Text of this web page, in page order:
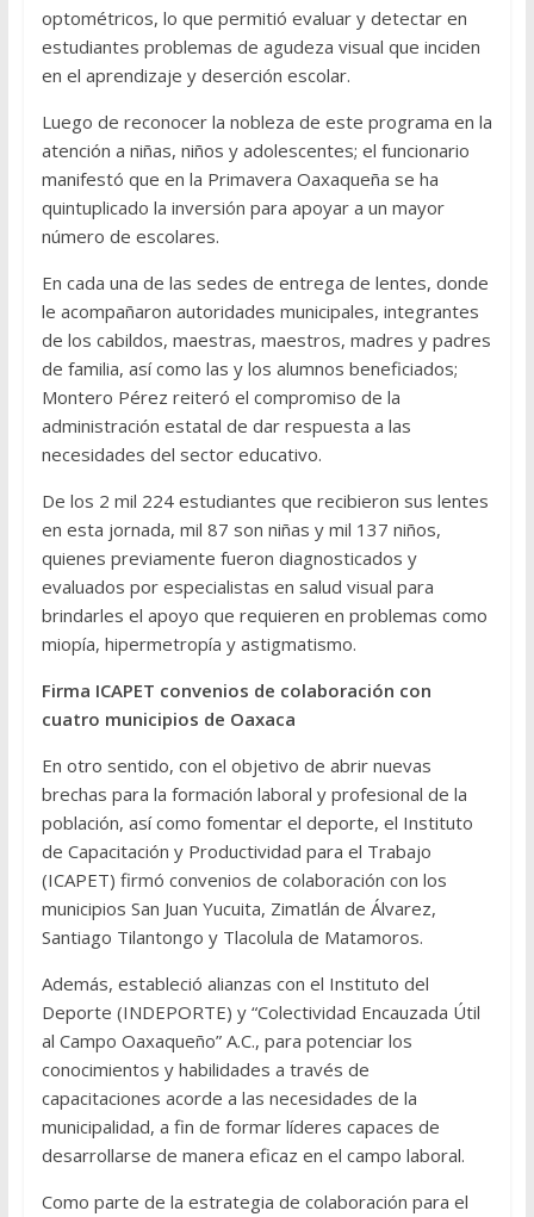
optométricos, lo que permitió evaluar y detectar en
estudiantes problemas de agudeza visual que inciden
en el aprendizaje y deserción escolar.
Luego de reconocer la nobleza de este programa en la
atención a niñas, niños y adolescentes; el funcionario
manifestó que en la Primavera Oaxaqueña se ha
quintuplicado la inversión para apoyar a un mayor
número de escolares.
En cada una de las sedes de entrega de lentes, donde
le acompañaron autoridades municipales, integrantes
de los cabildos, maestras, maestros, madres y padres
de familia, así como las y los alumnos beneficiados;
Montero Pérez reiteró el compromiso de la
administración estatal de dar respuesta a las
necesidades del sector educativo.
De los 2 mil 224 estudiantes que recibieron sus lentes
en esta jornada, mil 87 son niñas y mil 137 niños,
quienes previamente fueron diagnosticados y
evaluados por especialistas en salud visual para
brindarles el apoyo que requieren en problemas como
miopía, hipermetropía y astigmatismo.
Firma ICAPET convenios de colaboración con
cuatro municipios de Oaxaca
En otro sentido, con el objetivo de abrir nuevas
brechas para la formación laboral y profesional de la
población, así como fomentar el deporte, el Instituto
de Capacitación y Productividad para el Trabajo
(ICAPET) firmó convenios de colaboración con los
municipios San Juan Yucuita, Zimatlán de Álvarez,
Santiago Tilantongo y Tlacolula de Matamoros.
Además, estableció alianzas con el Instituto del
Deporte (INDEPORTE) y “Colectividad Encauzada Útil
al Campo Oaxaqueño” A.C., para potenciar los
conocimientos y habilidades a través de
capacitaciones acorde a las necesidades de la
municipalidad, a fin de formar líderes capaces de
desarrollarse de manera eficaz en el campo laboral.
Como parte de la estrategia de colaboración para el